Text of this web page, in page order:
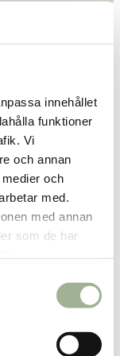
innehållet
funktioner
Vi
och annan
och
med.
med annan
som de har
Broddar
i varukorgen